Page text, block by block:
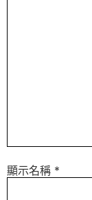
顯示名稱 *